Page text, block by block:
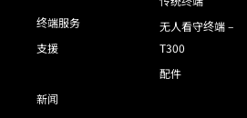
终端服务
支援
无人看守终端 –
T300
配件
新闻